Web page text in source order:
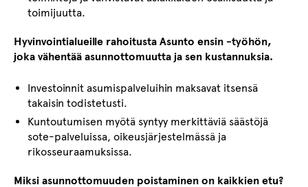
toimijuutta.
Hyvinvointialueille rahoitusta Asunto ensin -työhön,
joka vähentää asunnottomuutta ja sen kustannuksia.
Investoinnit asumispalveluihin maksavat itsensä
takaisin todistetusti.
Kuntoutumisen myötä syntyy merkittäviä säästöjä
sote-palveluissa, oikeusjärjestelmässä ja
rikosseuraamuksissa.
Miksi asunnottomuuden poistaminen on kaikkien etu?